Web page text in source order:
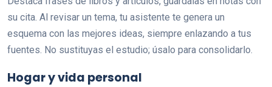
su cita. Al revisar un tema, tu asistente te genera un
esquema con las mejores ideas, siempre enlazando a tus
fuentes. No sustituyas el estudio; úsalo para consolidarlo.
Hogar y vida personal